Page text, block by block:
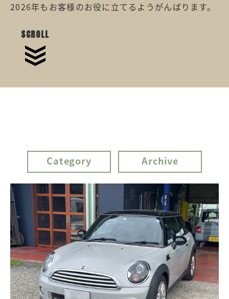
2026年もお客様のお役に立てるようがんばります。
SCROLL
Category Archive